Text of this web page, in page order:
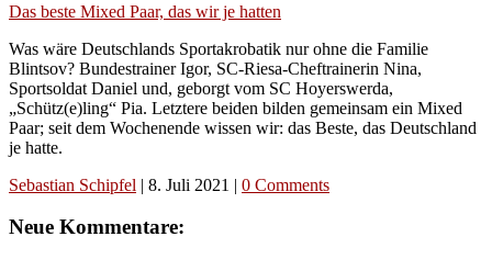
Das beste Mixed Paar, das wir je hatten
Was wäre Deutschlands Sportakrobatik nur ohne die Familie
Blintsov? Bundestrainer Igor, SC-Riesa-Cheftrainerin Nina,
Sportsoldat Daniel und, geborgt vom SC Hoyerswerda,
„Schütz(e)ling“ Pia. Letztere beiden bilden gemeinsam ein Mixed
Paar; seit dem Wochenende wissen wir: das Beste, das Deutschland
je hatte.
Sebastian Schipfel | 8. Juli 2021 | 0 Comments
Neue Kommentare: